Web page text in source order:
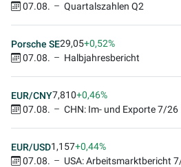
07.08.
Quartalszahlen Q2
Porsche SE29,05+0,52%
07.08.
Halbjahresbericht
EUR/CNY7,810+0,46%
07.08.
CHN: Im- und Exporte 7/26
EUR/USD1,157+0,44%
07.08.
USA: Arbeitsmarktbericht